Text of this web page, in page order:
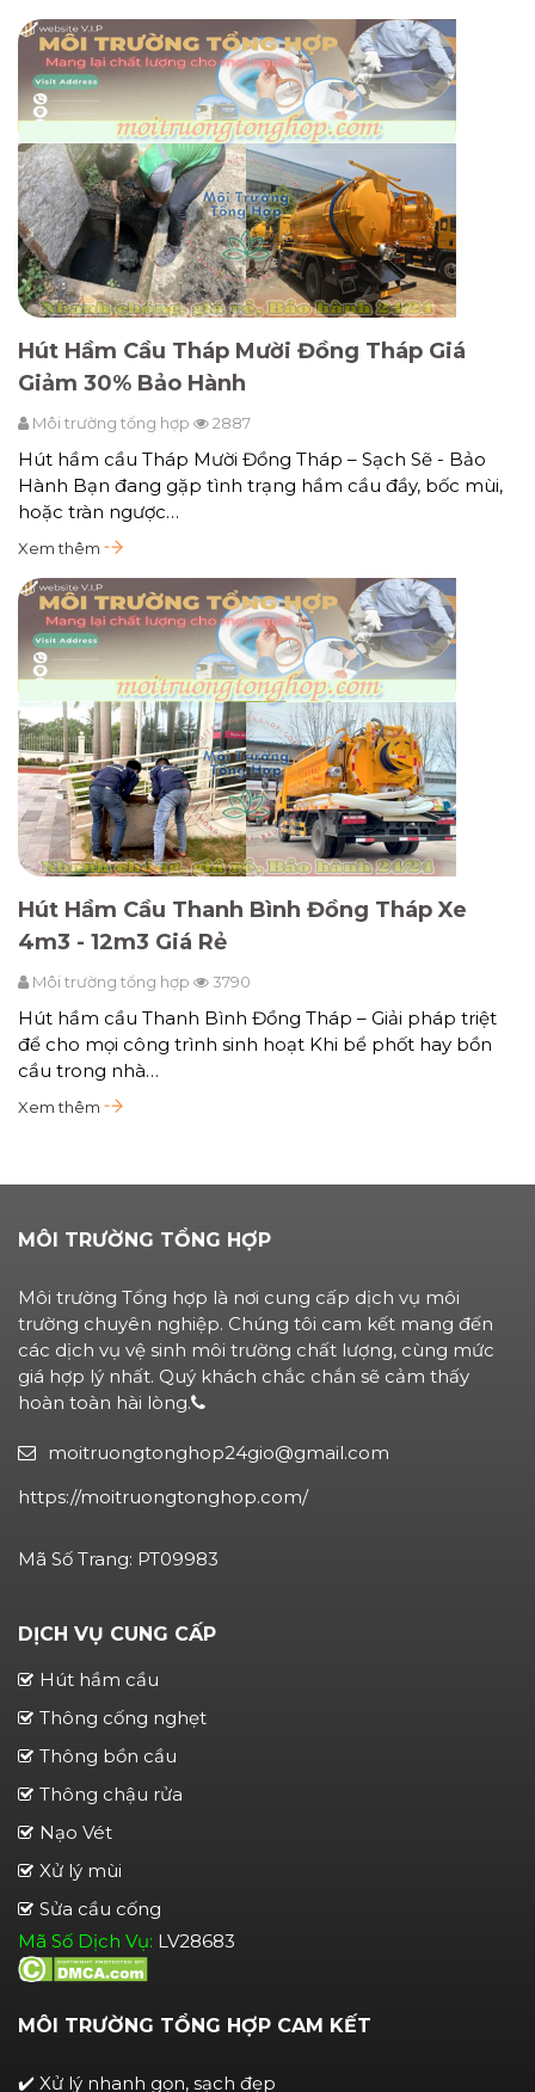
Hút Hầm Cầu Tháp Mười Đồng Tháp Giá
Giảm 30% Bảo Hành
Môi trường tổng hợp 2887
Hút hầm cầu Tháp Mười Đồng Tháp – Sạch Sẽ - Bảo
Hành Bạn đang gặp tình trạng hầm cầu đầy, bốc mùi,
hoặc tràn ngược…
Xem thêm
Hút Hầm Cầu Thanh Bình Đồng Tháp Xe
4m3 - 12m3 Giá Rẻ
Môi trường tổng hợp 3790
Hút hầm cầu Thanh Bình Đồng Tháp – Giải pháp triệt
để cho mọi công trình sinh hoạt Khi bể phốt hay bồn
cầu trong nhà…
Xem thêm
MÔI TRƯỜNG TỔNG HỢP
Môi trường Tổng hợp là nơi cung cấp dịch vụ môi
trường chuyên nghiệp. Chúng tôi cam kết mang đến
các dịch vụ vệ sinh môi trường chất lượng, cùng mức
giá hợp lý nhất. Quý khách chắc chắn sẽ cảm thấy
hoàn toàn hài lòng.
moitruongtonghop24gio@gmail.com
https://moitruongtonghop.com/
Mã Số Trang: PT09983
DỊCH VỤ CUNG CẤP
Hút hầm cầu
Thông cống nghẹt
Thông bồn cầu
Thông chậu rửa
Nạo Vét
Xử lý mùi
Sửa cầu cống
Mã Số Dịch Vụ: LV28683
MÔI TRƯỜNG TỔNG HỢP CAM KẾT
✔️ Xử lý nhanh gọn, sạch đẹp